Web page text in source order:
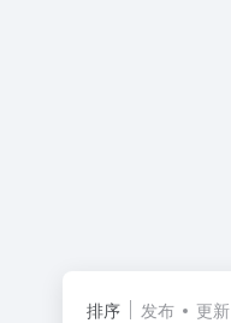
排序 发布 更新